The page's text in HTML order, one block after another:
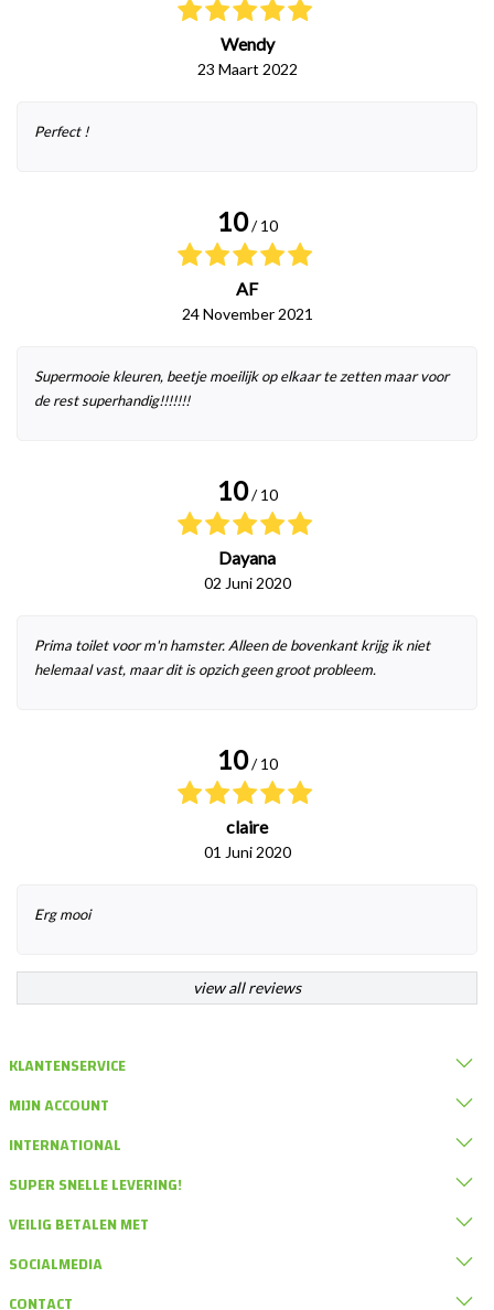
Wendy
23 Maart 2022
Perfect !
10 / 10
AF
24 November 2021
Supermooie kleuren, beetje moeilijk op elkaar te zetten maar voor
de rest superhandig!!!!!!!
10 / 10
Dayana
02 Juni 2020
Prima toilet voor m'n hamster. Alleen de bovenkant krijg ik niet
helemaal vast, maar dit is opzich geen groot probleem.
10 / 10
claire
01 Juni 2020
Erg mooi
view all reviews
KLANTENSERVICE
MIJN ACCOUNT
INTERNATIONAL
SUPER SNELLE LEVERING!
VEILIG BETALEN MET
SOCIALMEDIA
CONTACT